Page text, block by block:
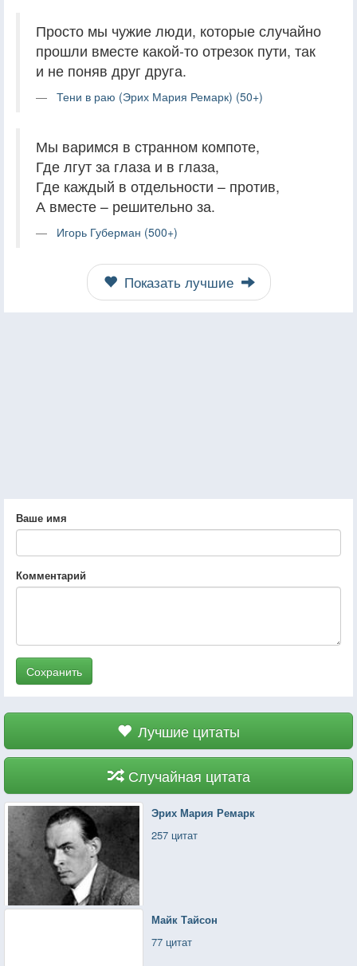
Просто мы чужие люди, которые случайно
прошли вместе какой-то отрезок пути, так
и не поняв друг друга.
Тени в раю (Эрих Мария Ремарк) (50+)
Мы варимся в странном компоте,
Где лгут за глаза и в глаза,
Где каждый в отдельности – против,
А вместе – решительно за.
Игорь Губерман (500+)
Показать лучшие
Ваше имя
Комментарий
Сохранить
Лучшие цитаты
Случайная цитата
Эрих Мария Ремарк
257 цитат
Майк Тайсон
77 цитат